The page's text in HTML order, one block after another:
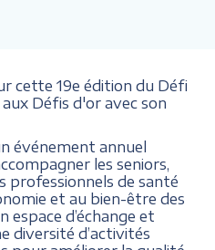
cette 19e édition du Défi
Défis d'or avec son
événement annuel
les seniors,
professionnels de santé
et au bien-être des
espace d’échange et
diversité d’activités